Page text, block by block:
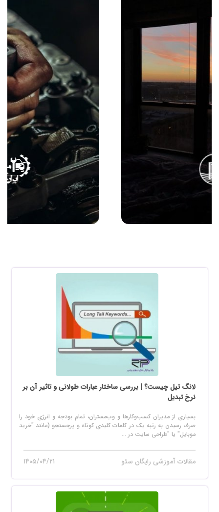
لانگ تیل چیست؟ | بررسی ساختار عبارات طولانی و تاثیر آن بر
نرخ تبدیل
بسیاری از مدیران کسب‌وکارها و وب‌مستران، تمام بودجه و انرژی خود را
صرف رسیدن به رتبه یک در کلمات کلیدی کوتاه و پرجستجو (مانند "خرید
موبایل" یا "طراحی سایت در ...
مقالات آموزشی رایگان سئو ۱۴۰۵/۰۴/۲۱